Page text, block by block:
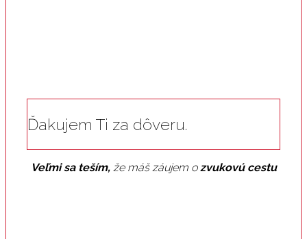
Ďakujem Ti za dôveru.
Veľmi sa teším,že máš záujem ozvukovú cestu